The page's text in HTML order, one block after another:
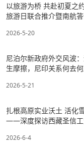
以旅游为桥 共赴初夏之
旅游日联合推介暨南航
2026-5-20
尼泊尔新政府外交风波
生摩擦，尼印关系何去何
2026-5-21
扎根高原实业沃土 活化
——深度探访西藏圣信工
2026-6-4